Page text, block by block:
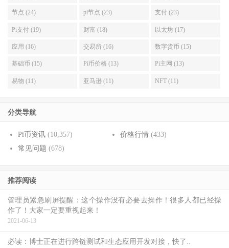
节点 (24) pi节点 (23) 支付 (23)
Pi支付 (19) 财富 (18) 以太坊 (17)
应用 (16) 交易所 (16) 数字货币 (15)
基础币 (15) Pi币价格 (13) Pi主网 (13)
易物 (11) 亚马逊 (11) NFT (11)
分类导航
Pi币资讯 (10,357) 价格行情(433)
常见问题 (678)
推荐阅读
管理员紧急刷屏提醒：这个操作没有必要去操作！很多人都已经操
作了！大家一定要重视起来！
2021-06-13
必读：博士正在进行跨链测试和生态应用开发对接，快了..